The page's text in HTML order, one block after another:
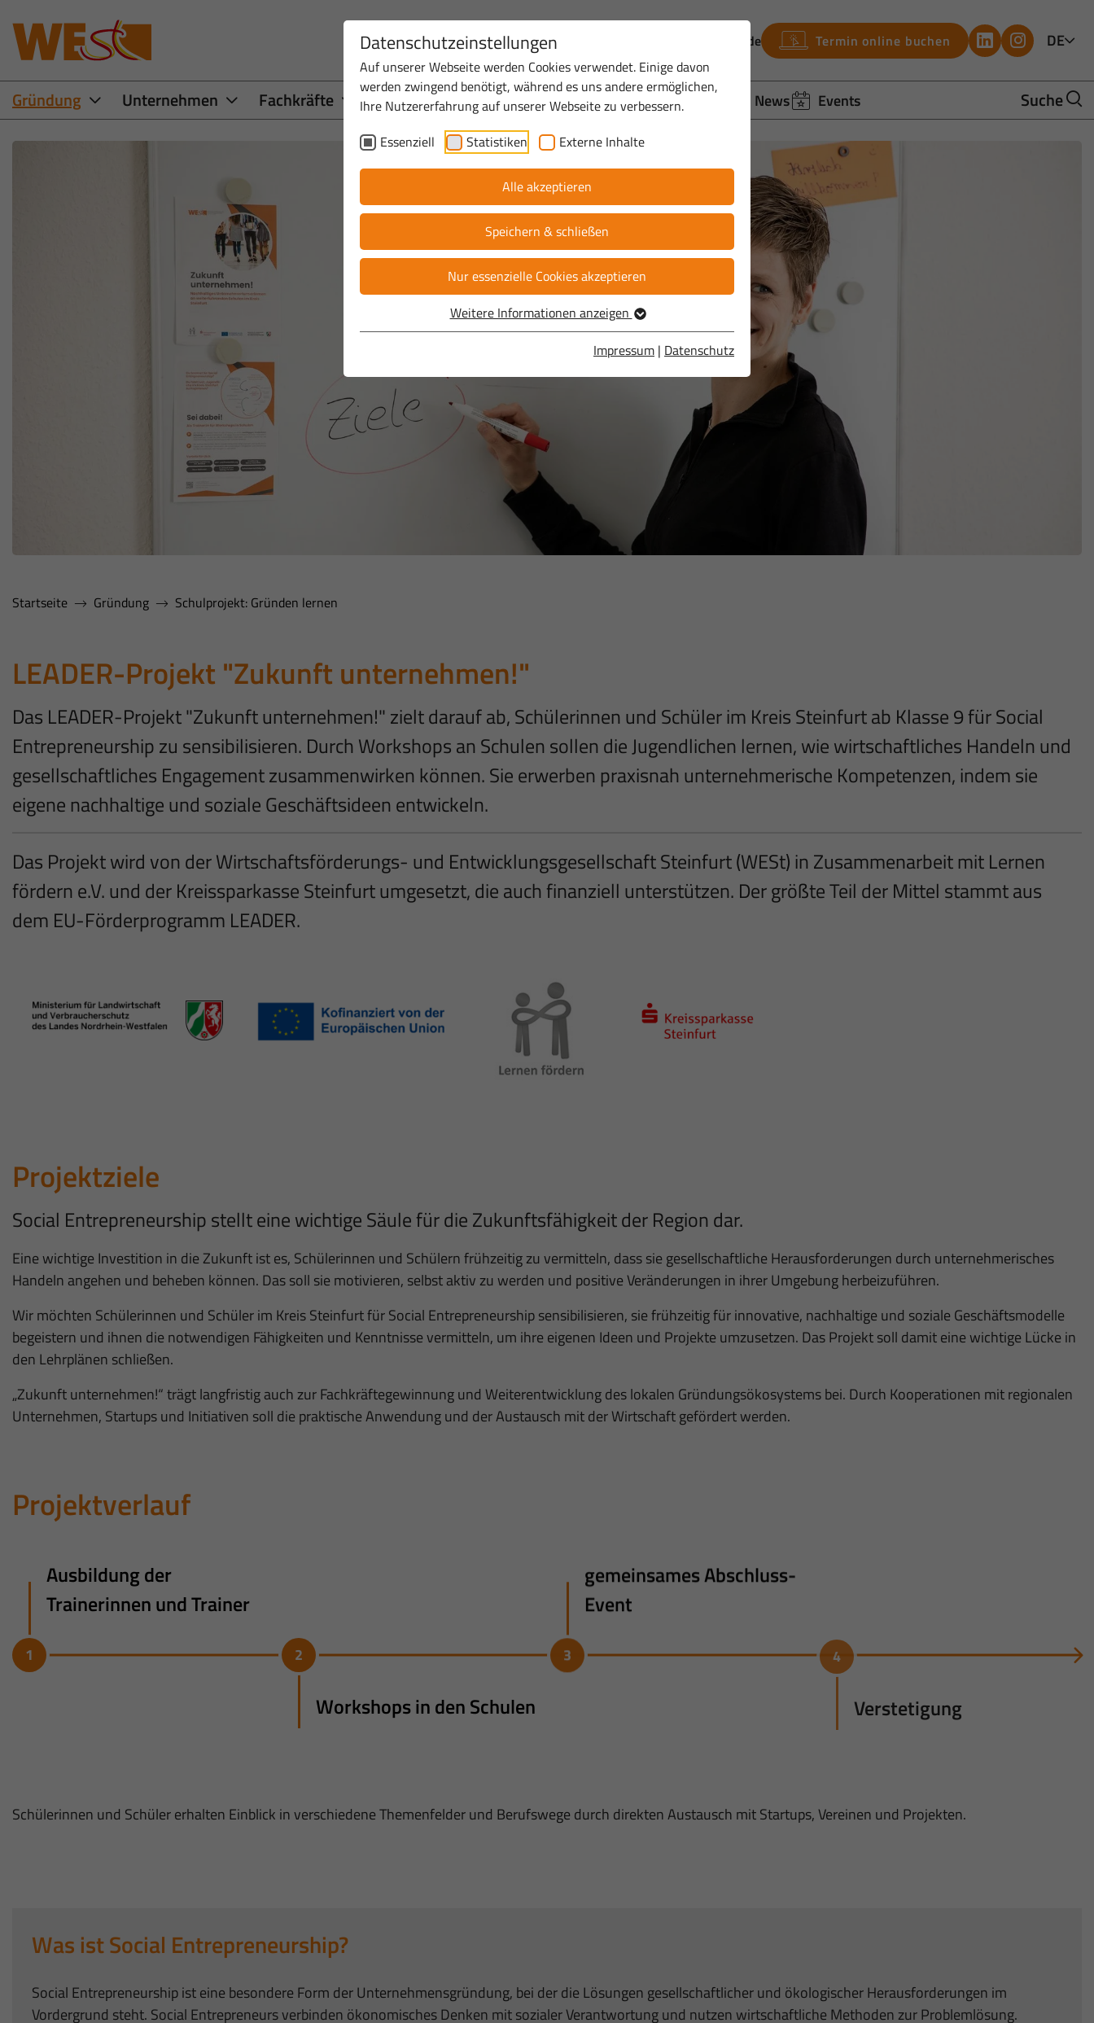
Datenschutzeinstellungen
Auf unserer Webseite werden Cookies verwendet. Einige davon
werden zwingend benötigt, während es uns andere ermöglichen,
Ihre Nutzererfahrung auf unserer Webseite zu verbessern.
Essenziell
Statistiken Externe Inhalte
Alle akzeptieren
Speichern & schließen
Nur essenzielle Cookies akzeptieren
Weitere Informationen anzeigen
Impressum | Datenschutz
+49 2551 69-2700 post@westmbh.de Termin online buchen DE
Gründung Unternehmen Fachkräfte Standort Über uns News Events Suche
Startseite Gründung Schulprojekt: Gründen lernen
LEADER-Projekt "Zukunft unternehmen!"
Das LEADER-Projekt "Zukunft unternehmen!" zielt darauf ab, Schülerinnen und Schüler im Kreis Steinfurt ab Klasse 9 für Social
Entrepreneurship zu sensibilisieren. Durch Workshops an Schulen sollen die Jugendlichen lernen, wie wirtschaftliches Handeln und
gesellschaftliches Engagement zusammenwirken können. Sie erwerben praxisnah unternehmerische Kompetenzen, indem sie
eigene nachhaltige und soziale Geschäftsideen entwickeln.
Das Projekt wird von der Wirtschaftsförderungs- und Entwicklungsgesellschaft Steinfurt (WESt) in Zusammenarbeit mit Lernen
fördern e.V. und der Kreissparkasse Steinfurt umgesetzt, die auch finanziell unterstützen. Der größte Teil der Mittel stammt aus
dem EU-Förderprogramm LEADER.
Projektziele
Social Entrepreneurship stellt eine wichtige Säule für die Zukunftsfähigkeit der Region dar.
Eine wichtige Investition in die Zukunft ist es, Schülerinnen und Schülern frühzeitig zu vermitteln, dass sie gesellschaftliche Herausforderungen durch unternehmerisches
Handeln angehen und beheben können. Das soll sie motivieren, selbst aktiv zu werden und positive Veränderungen in ihrer Umgebung herbeizuführen.
Wir möchten Schülerinnen und Schüler im Kreis Steinfurt für Social Entrepreneurship sensibilisieren, sie frühzeitig für innovative, nachhaltige und soziale Geschäftsmodelle
begeistern und ihnen die notwendigen Fähigkeiten und Kenntnisse vermitteln, um ihre eigenen Ideen und Projekte umzusetzen. Das Projekt soll damit eine wichtige Lücke in
den Lehrplänen schließen.
„Zukunft unternehmen!“ trägt langfristig auch zur Fachkräftegewinnung und Weiterentwicklung des lokalen Gründungsökosystems bei. Durch Kooperationen mit regionalen
Unternehmen, Startups und Initiativen soll die praktische Anwendung und der Austausch mit der Wirtschaft gefördert werden.
Projektverlauf
Ausbildung der
Trainerinnen und Trainer
Workshops in den Schulen
gemeinsames Abschluss-
Event
Verstetigung
Schülerinnen und Schüler erhalten Einblick in verschiedene Themenfelder und Berufswege durch direkten Austausch mit Startups, Vereinen und Projekten.
Was ist Social Entrepreneurship?
Social Entrepreneurship ist eine besondere Form der Unternehmensgründung, bei der die Lösungen gesellschaftlicher und ökologischer Herausforderungen im
Vordergrund steht. Social Entrepreneurs verbinden ökonomisches Denken mit sozialer Verantwortung und nutzen wirtschaftliche Methoden zur Problemlösung.